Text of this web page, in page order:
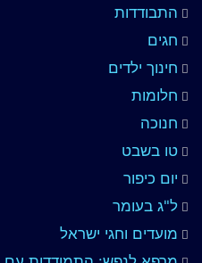
התבודדות
חגים
חינוך ילדים
חלומות
חנוכה
טו בשבט
יום כיפור
ל"ג בעומר
מועדים וחגי ישראל